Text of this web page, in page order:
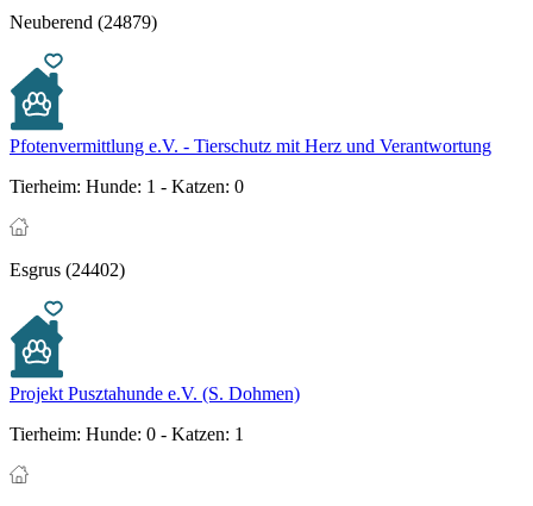
Neuberend (24879)
Pfotenvermittlung e.V. - Tierschutz mit Herz und Verantwortung
Tierheim: Hunde: 1 - Katzen: 0
Esgrus (24402)
Projekt Pusztahunde e.V. (S. Dohmen)
Tierheim: Hunde: 0 - Katzen: 1